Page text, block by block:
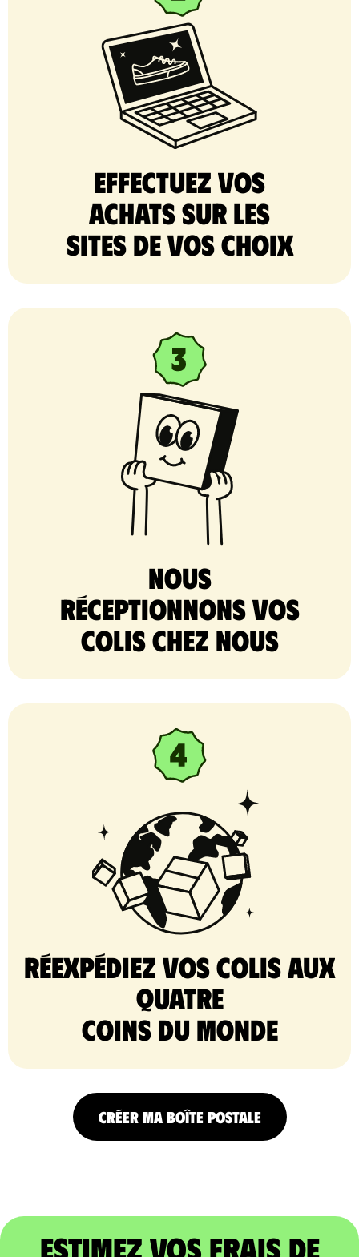
Effectuez vos
achats sur les
sites de vos choix
nous
réceptionnons vos
colis chez nous
Réexpédiez vos colis aux
quatre
coins du monde
CRÉER MA BOÎTE POSTALE
Estimez vos frais de